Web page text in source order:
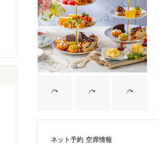
ネット予約 空席情報